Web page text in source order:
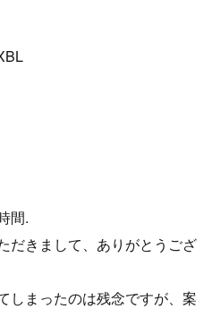
間.
だきまして、ありがとうござ
しまったのは残念ですが、案